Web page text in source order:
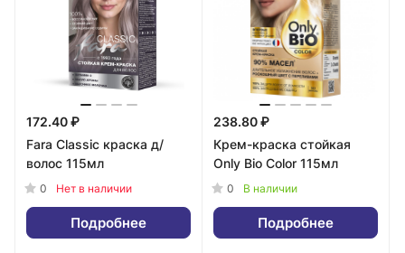
172.40 ₽
Fara Classic краска д/
волос 115мл
0 Нет в наличии
Подробнее
238.80 ₽
Крем-краска стойкая
Only Bio Color 115мл
0 В наличии
Подробнее